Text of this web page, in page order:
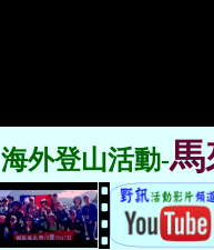
海外登山活動-馬